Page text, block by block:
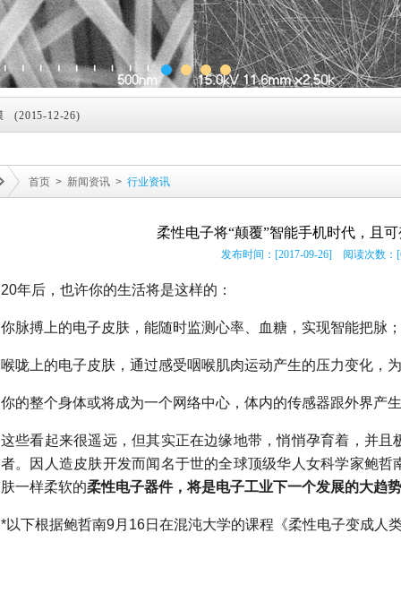
(2015-12-26)
(2015-12-26)
Nanowires 到底有何神奇 (2015-12-26)
12-26)
现产业化 (2015-12-26)
强势替代技术 (2016-03-03)
米机器人 (2016-03-20)
片问世 (2016-08-29)
体产业回流美国 (2016-09-06)
米颗粒 (2016-10-07)
透明导电薄膜替代ITO膜材优势突出 (2016-10-09)
首页 > 新闻资讯 > 行业资讯
柔性电子将“颠覆”智能手机时代，且
发布时间：[2017-09-26] 阅读次数：
20年后，也许你的生活将是这样的：
你脉搏上的电子皮肤，能随时监测心率、血糖，实现智能把脉；
喉咙上的电子皮肤，通过感受咽喉肌肉运动产生的压力变化，
你的整个身体或将成为一个网络中心，体内的传感器跟外界
这些看起来很遥远，但其实正在边缘地带，悄悄孕育着，并
者。 因人造皮肤开发而闻名于世的全球顶级华人女科学家鲍
肤一样柔软的柔性电子器件，将是电子工业下一个发展的大趋
*以下根据鲍哲南9月16日在混沌大学的课程《柔性电子变成人